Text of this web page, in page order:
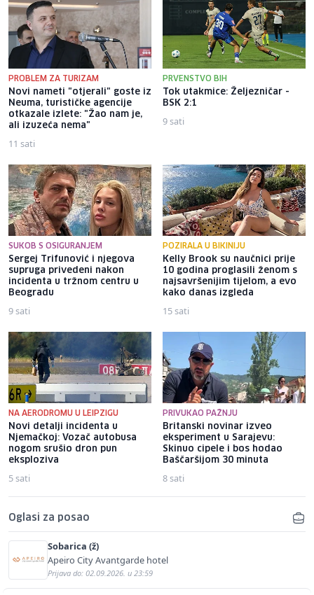
PROBLEM ZA TURIZAM
Novi nameti "otjerali" goste iz
Neuma, turističke agencije
otkazale izlete: "Žao nam je,
ali izuzeća nema"
11 sati
PRVENSTVO BIH
Tok utakmice: Željezničar -
BSK 2:1
9 sati
SUKOB S OSIGURANJEM
Sergej Trifunović i njegova
supruga privedeni nakon
incidenta u tržnom centru u
Beogradu
9 sati
POZIRALA U BIKINIJU
Kelly Brook su naučnici prije
10 godina proglasili ženom s
najsavršenijim tijelom, a evo
kako danas izgleda
15 sati
NA AERODROMU U LEIPZIGU
Novi detalji incidenta u
Njemačkoj: Vozač autobusa
nogom srušio dron pun
eksploziva
5 sati
PRIVUKAO PAŽNJU
Britanski novinar izveo
eksperiment u Sarajevu:
Skinuo cipele i bos hodao
Baščaršijom 30 minuta
8 sati
Oglasi za posao
Sobarica (ž)
Apeiro City Avantgarde hotel
Prijava do: 02.09.2026. u 23:59